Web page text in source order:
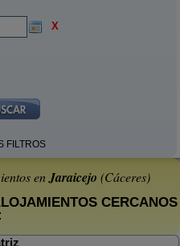
X
FILTROS
enJaraicejo (Cáceres)
CERCANOS